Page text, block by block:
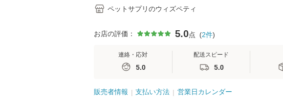
ペットサプリのウィズペティ
お店の評価： 5.0点 (2件)
連絡・応対
5.0
配送スピード
5.0
販売者情報 支払い方法 営業日カレンダー